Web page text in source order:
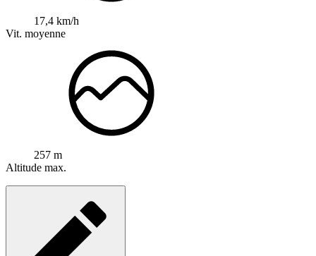
17,4 km/h
Vit. moyenne
257 m
Altitude max.